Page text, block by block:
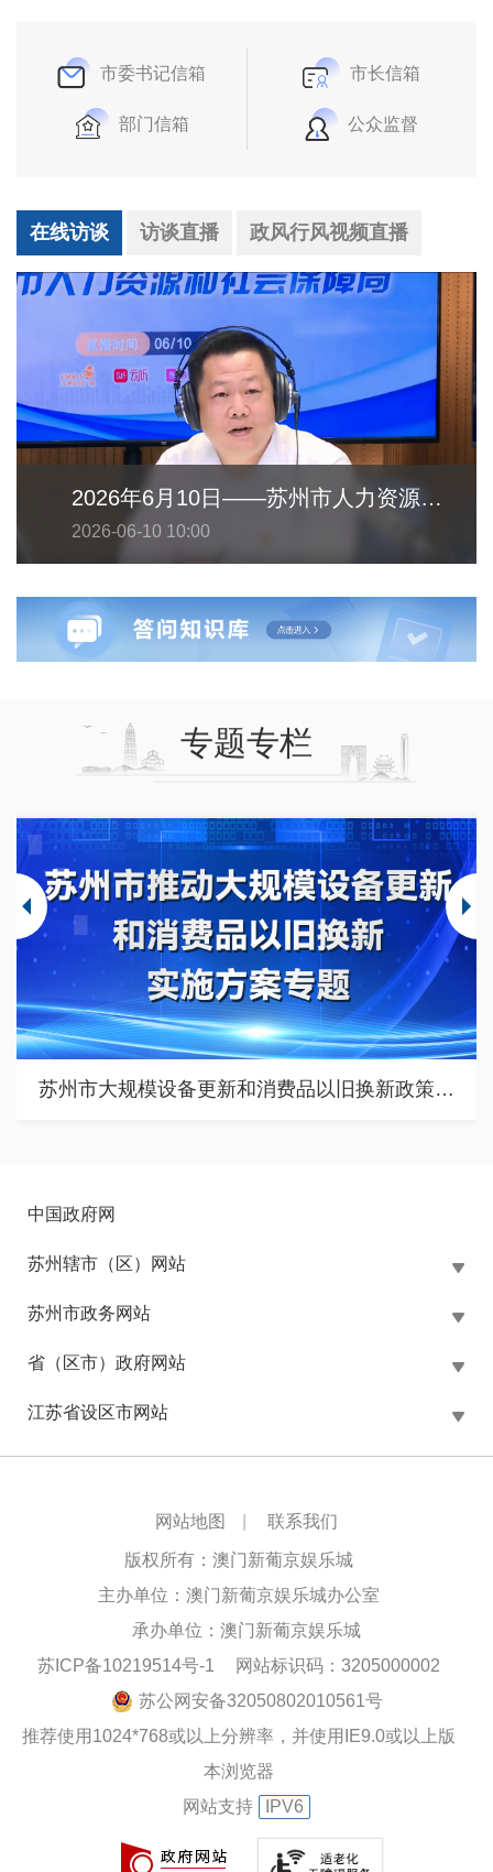
市委书记信箱 市长信箱
部门信箱 公众监督
在线访谈 访谈直播 政风行风视频直播
2026年6月10日——苏州市人力资源和社会保障局
2026-06-10 10:00
专题专栏
苏州市大规模设备更新和消费品以旧换新政策专题
中国政府网
苏州辖市（区）网站
苏州市政务网站
省（区市）政府网站
江苏省设区市网站
网站地图 联系我们
版权所有：澳门新葡京娱乐城
主办单位：澳门新葡京娱乐城办公室
承办单位：澳门新葡京娱乐城
苏ICP备10219514号-1
网站标识码：3205000002
苏公网安备32050802010561号
推荐使用1024*768或以上分辨率，并使用IE9.0或以上版
本浏览器
网站支持
IPV6